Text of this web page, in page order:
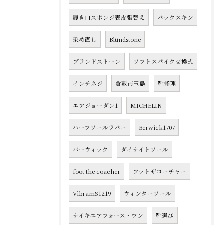
履き口スポンジ表皮張替え バックスキン
染め直し Blundstone
ブランドストーン ソフトスパイク交換式
インチネジ 倉敷市玉島 靴修理
エアジョーダン1 MICHELIN
ハーフソールラバー Berwick1707
バーウィック ダイナイトソール
foot the coacher フットザコーチャー
VibramS1219 ウィンターソール
ナイキエアフォース・ワン 靴選び